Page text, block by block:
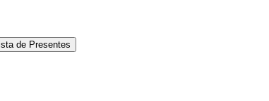
de Presentes